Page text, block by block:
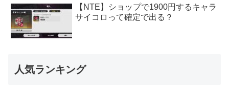
【NTE】ショップで1900円するキャラ
サイコロって確定で出る？
人気ランキング